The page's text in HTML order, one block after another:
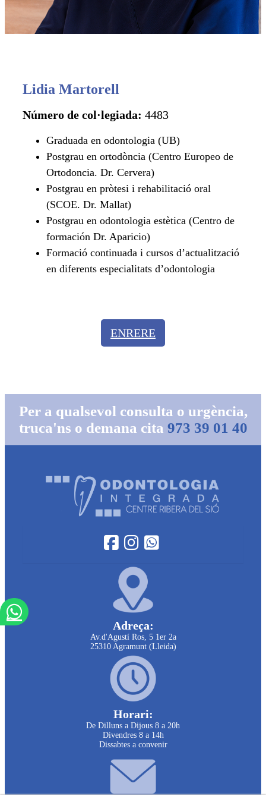
Lidia Martorell
Número de col·legiada: 4483
Graduada en odontologia (UB)
Postgrau en ortodòncia (Centro Europeo de
Ortodoncia. Dr. Cervera)
Postgrau en pròtesi i rehabilitació oral
(SCOE. Dr. Mallat)
Postgrau en odontologia estètica (Centro de
formación Dr. Aparicio)
Formació continuada i cursos d’actualització
en diferents especialitats d’odontologia
ENRERE
Per a qualsevol consulta o urgència,
truca'ns o demana cita 973 39 01 40
Adreça:
Av.d'Agustí Ros, 5 1er 2a
25310 Agramunt (Lleida)
Horari:
De Dilluns a Dijous 8 a 20h
Divendres 8 a 14h
Dissabtes a convenir